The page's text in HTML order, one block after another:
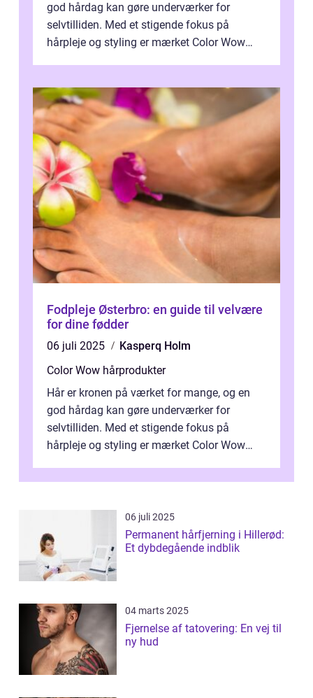
god hårdag kan gøre underværker for
selvtilliden. Med et stigende fokus på
hårpleje og styling er mærket Color Wow
Fodpleje Østerbro: en guide til velvære
for dine fødder
06 juli 2025
Kasperq Holm
Color Wow hårprodukter
Hår er kronen på værket for mange, og en
god hårdag kan gøre underværker for
selvtilliden. Med et stigende fokus på
hårpleje og styling er mærket Color Wow
innova...
06 juli 2025
Permanent hårfjerning i Hillerød:
Et dybdegående indblik
04 marts 2025
Fjernelse af tatovering: En vej til
ny hud